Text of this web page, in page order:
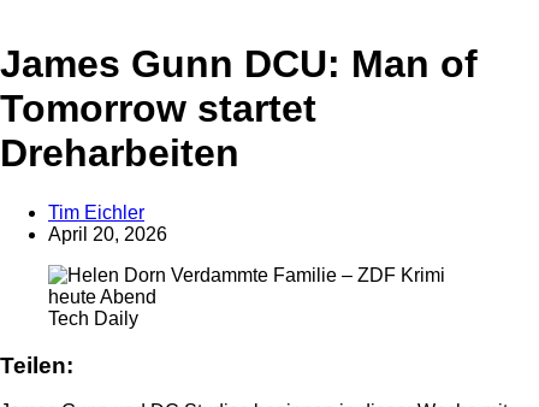
James Gunn DCU: Man of
Tomorrow startet
Dreharbeiten
Tim Eichler
April 20, 2026
Tech Daily
Teilen: